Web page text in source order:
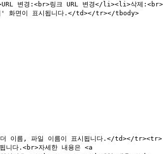
변경:<br>링크 URL 변경</li><li>삭제:<br>
' 화면이 표시됩니다.</td></tr></tbody>
이름, 파일 이름이 표시됩니다.</td></tr><tr>
니다.<br>자세한 내용은 <a